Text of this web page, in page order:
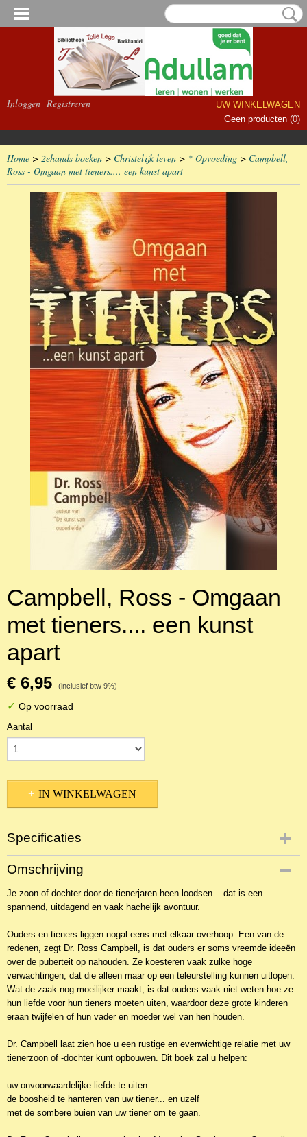
Inloggen Registreren
UW WINKELWAGEN
Geen producten (0)
Home > 2ehands boeken > Christelijk leven > * Opvoeding > Campbell,
Ross - Omgaan met tieners.... een kunst apart
Campbell, Ross - Omgaan
met tieners.... een kunst
apart
€ 6,95 (inclusief btw 9%)
✓ Op voorraad
Aantal
IN WINKELWAGEN
Specificaties
Productcode
2BKC-23435
EAN code
9789060678619
Omschrijving
Je zoon of dochter door de tienerjaren heen loodsen... dat is een
spannend, uitdagend en vaak hachelijk avontuur.
Ouders en tieners liggen nogal eens met elkaar overhoop. Een van de
redenen, zegt Dr. Ross Campbell, is dat ouders er soms vreemde ideeën
over de puberteit op nahouden. Ze koesteren vaak zulke hoge
verwachtingen, dat die alleen maar op een teleurstelling kunnen uitlopen.
Wat de zaak nog moeilijker maakt, is dat ouders vaak niet weten hoe ze
hun liefde voor hun tieners moeten uiten, waardoor deze grote kinderen
eraan twijfelen of hun vader en moeder wel van hen houden.
Dr. Campbell laat zien hoe u een rustige en evenwichtige relatie met uw
tienerzoon of -dochter kunt opbouwen. Dit boek zal u helpen:
uw onvoorwaardelijke liefde te uiten
de boosheid te hanteren van uw tiener... en uzelf
met de sombere buien van uw tiener om te gaan.